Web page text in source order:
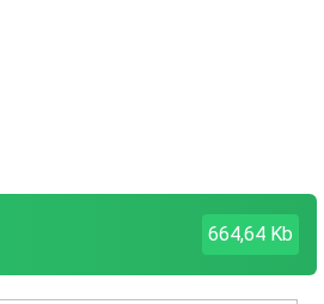
664,64 Kb